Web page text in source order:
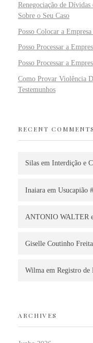
Renegociação de
Sobre o Seu Caso
Posso Colocar a
Posso Processar a
Posso Processar a
Como Provar Violência
Testemunhos
RECENT COMMENTS
Silas em Interdição e
Inaiara em Usucapião
ANTONIO WALTER
Giselle Coutinho
Wilma em Registro de
ARCHIVES